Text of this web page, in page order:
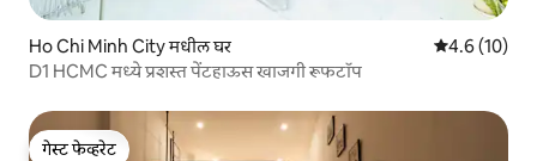
Ho Chi Minh City मधील घर 5 पैकी 4.6
4.6 (10)
D1 HCMC मध्ये प्रशस्त पेंटहाऊस खाजगी रूफटॉप
गेस्ट फेव्हरेट